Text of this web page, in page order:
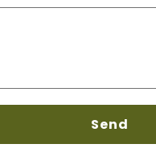
Send